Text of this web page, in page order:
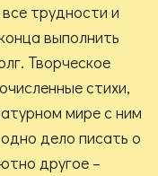
трудности и
выполнить
Творческое
стихи,
мире с ним
дело писать о
другое –